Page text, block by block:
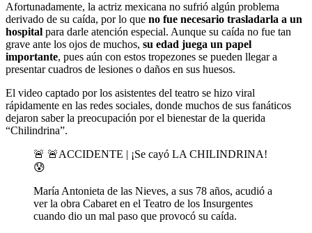
Afortunadamente, la actriz mexicana no sufrió algún problema
derivado de su caída, por lo que no fue necesario trasladarla a un
hospital para darle atención especial. Aunque su caída no fue tan
grave ante los ojos de muchos, su edad juega un papel
importante, pues aún con estos tropezones se pueden llegar a
presentar cuadros de lesiones o daños en sus huesos.
El video captado por los asistentes del teatro se hizo viral
rápidamente en las redes sociales, donde muchos de sus fanáticos
dejaron saber la preocupación por el bienestar de la querida
“Chilindrina”.
🚨 🚨ACCIDENTE | ¡Se cayó LA CHILINDRINA!
😰
María Antonieta de las Nieves, a sus 78 años, acudió a
ver la obra Cabaret en el Teatro de los Insurgentes
cuando dio un mal paso que provocó su caída.